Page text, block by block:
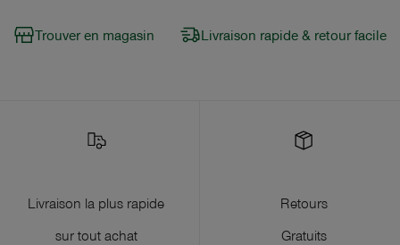
Trouver en magasin Livraison rapide & retour facile
Livraison la plus rapide
sur tout achat
Retours
Gratuits